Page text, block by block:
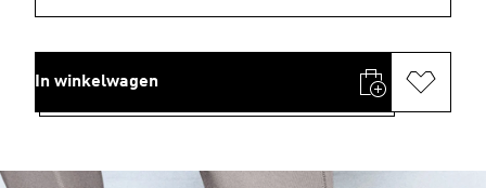
In winkelwagen